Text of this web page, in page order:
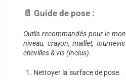
📄 Guide de pose :
Outils recommandés pour le
niveau, crayon, maillet,
chevilles & vis (inclus).
Nettoyer la surface de pose.